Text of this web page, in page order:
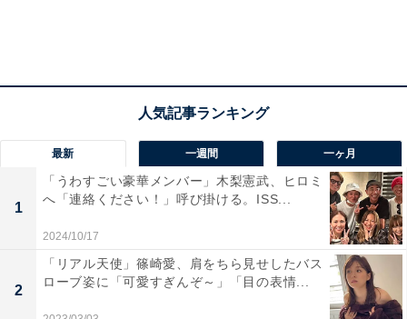
最新 一週間 一ヶ月
1
「うわすごい豪華メンバー」木梨憲武、ヒロミ
へ「連絡ください！」呼び掛ける。ISS...
2024/10/17
2
「リアル天使」篠崎愛、肩をちら見せしたバス
ローブ姿に「可愛すぎんぞ～」「目の表情...